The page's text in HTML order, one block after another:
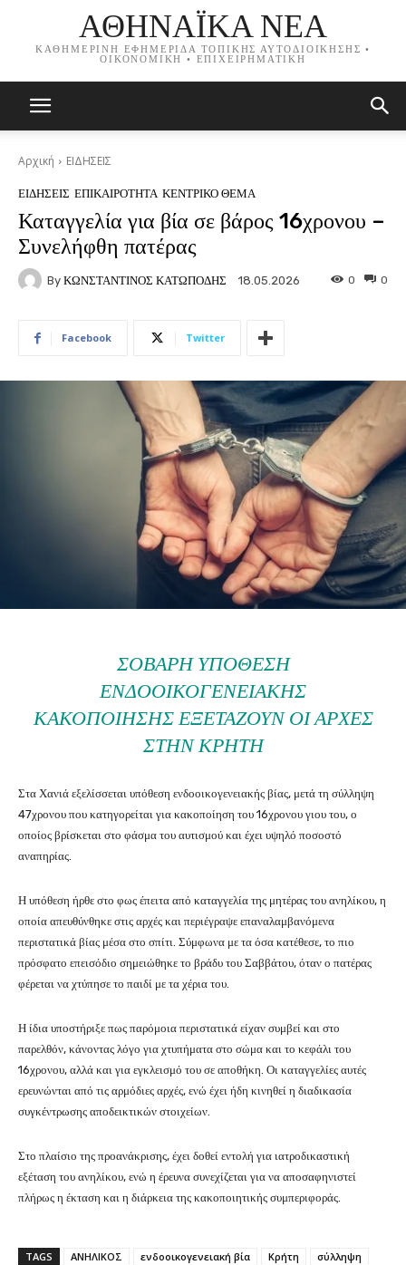
ΑΘΗΝΑΪΚΑ ΝΕΑ
ΚΑΘΗΜΕΡΙΝΗ ΕΦΗΜΕΡΙΔΑ ΤΟΠΙΚΗΣ ΑΥΤΟΔΙΟΙΚΗΣΗΣ •
ΟΙΚΟΝΟΜΙΚΗ • ΕΠΙΧΕΙΡΗΜΑΤΙΚΗ
Αρχική ΕΙΔΗΣΕΙΣ
ΕΙΔΗΣΕΙΣ ΕΠΙΚΑΙΡΟΤΗΤΑ ΚΕΝΤΡΙΚΟ ΘΕΜΑ
Καταγγελία για βία σε βάρος 16χρονου –
Συνελήφθη πατέρας
By ΚΩΝΣΤΑΝΤΙΝΟΣ ΚΑΤΩΠΟΔΗΣ 18.05.2026 0
0
Facebook Twitter
ΣΟΒΑΡΉ ΥΠΌΘΕΣΗ
ΕΝΔΟΟΙΚΟΓΕΝΕΙΑΚΉΣ
ΚΑΚΟΠΟΊΗΣΗΣ ΕΞΕΤΆΖΟΥΝ ΟΙ ΑΡΧΈΣ
ΣΤΗΝ ΚΡΉΤΗ
Στα Χανιά εξελίσσεται υπόθεση ενδοοικογενειακής βίας, μετά τη σύλληψη
47χρονου που κατηγορείται για κακοποίηση του 16χρονου γιου του, ο
οποίος βρίσκεται στο φάσμα του αυτισμού και έχει υψηλό ποσοστό
αναπηρίας.
Η υπόθεση ήρθε στο φως έπειτα από καταγγελία της μητέρας του ανηλίκου, η
οποία απευθύνθηκε στις αρχές και περιέγραψε επαναλαμβανόμενα
περιστατικά βίας μέσα στο σπίτι. Σύμφωνα με τα όσα κατέθεσε, το πιο
πρόσφατο επεισόδιο σημειώθηκε το βράδυ του Σαββάτου, όταν ο πατέρας
φέρεται να χτύπησε το παιδί με τα χέρια του.
Η ίδια υποστήριξε πως παρόμοια περιστατικά είχαν συμβεί και στο
παρελθόν, κάνοντας λόγο για χτυπήματα στο σώμα και το κεφάλι του
16χρονου, αλλά και για εγκλεισμό του σε αποθήκη. Οι καταγγελίες αυτές
ερευνώνται από τις αρμόδιες αρχές, ενώ έχει ήδη κινηθεί η διαδικασία
συγκέντρωσης αποδεικτικών στοιχείων.
Στο πλαίσιο της προανάκρισης, έχει δοθεί εντολή για ιατροδικαστική
εξέταση του ανηλίκου, ενώ η έρευνα συνεχίζεται για να αποσαφηνιστεί
πλήρως η έκταση και η διάρκεια της κακοποιητικής συμπεριφοράς.
TAGS ΑΝΗΛΙΚΟΣ ενδοοικογενειακή βία Κρήτη
σύλληψη